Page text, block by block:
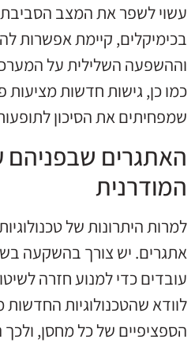
עשוי לשפר את המצב
בכימיקלים, קיימת אפשרות
וההשפעה השלילית על
כמו כן, גישות חדשות מציעות
שמפחיתים את הסיכון לתופעות
האתגרים
המודרנית
למרות היתרונות של
אתגרים. יש צורך בהשקעה
עובדים כדי למנוע חזרה
לוודא שהטכנולוגיות
הספציפיים של כל מחסן,